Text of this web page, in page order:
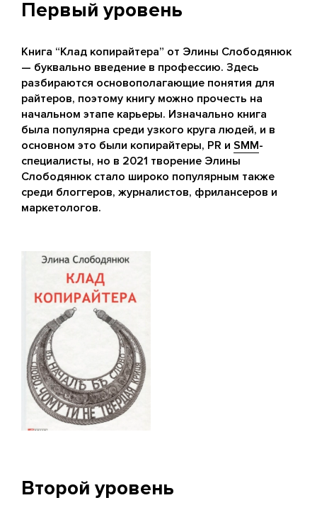
Первый уровень
Книга “Клад копирайтера” от Элины Слободянюк
— буквально введение в профессию. Здесь
разбираются основополагающие понятия для
райтеров, поэтому книгу можно прочесть на
начальном этапе карьеры. Изначально книга
была популярна среди узкого круга людей, и в
основном это были копирайтеры, PR и SMM-
специалисты, но в 2021 творение Элины
Слободянюк стало широко популярным также
среди блоггеров, журналистов, фрилансеров и
маркетологов.
Второй уровень